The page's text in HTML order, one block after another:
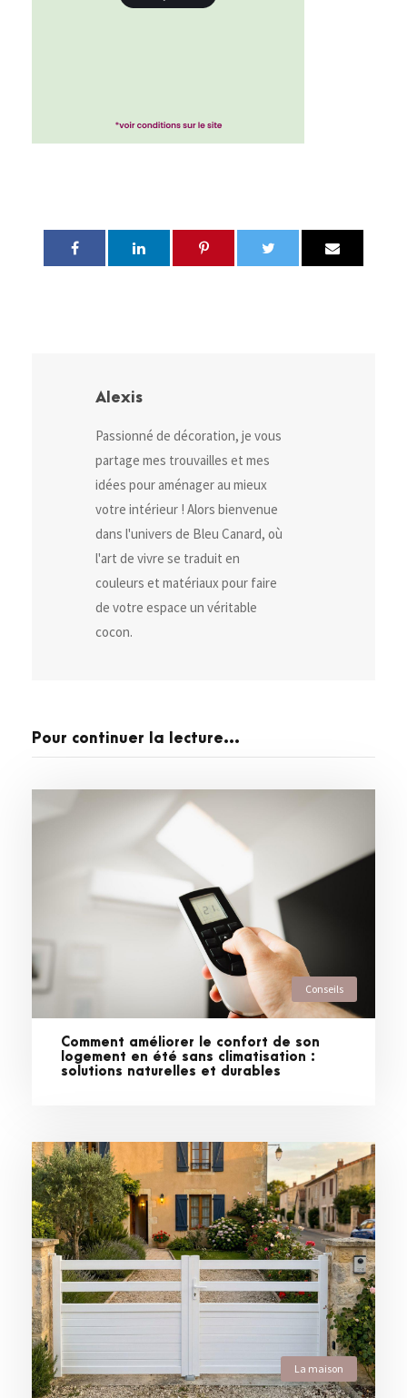
Alexis
Passionné de décoration, je vous
partage mes trouvailles et mes
idées pour aménager au mieux
votre intérieur ! Alors bienvenue
dans l'univers de Bleu Canard, où
l'art de vivre se traduit en
couleurs et matériaux pour faire
de votre espace un véritable
cocon.
Pour continuer la lecture...
Conseils
Comment améliorer le confort de son
logement en été sans climatisation :
solutions naturelles et durables
La maison